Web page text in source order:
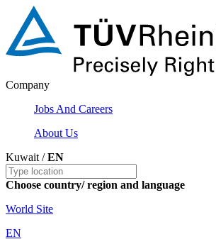
Company
Jobs And Careers
About Us
Kuwait /EN
Choose country/ region and language
World Site
EN